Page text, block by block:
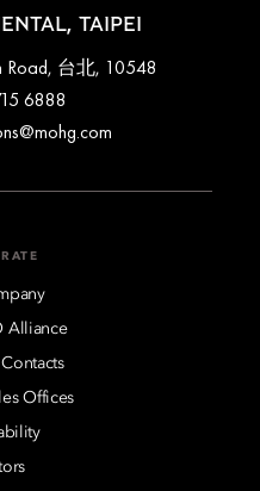
TAIPEI
Road, 台北, 10548
6888
Alliance
Offices